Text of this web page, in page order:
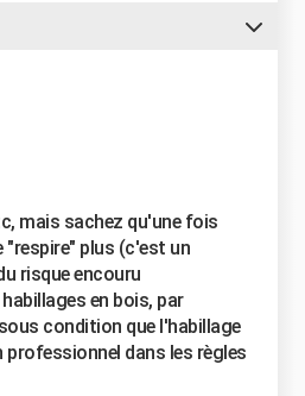
mais sachez qu'une fois
"respire" plus (c'est un
risque encouru
en bois, par
condition que l'habillage
dans les règles